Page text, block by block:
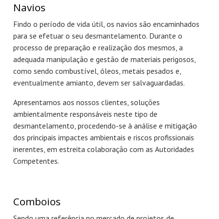
Navios
Findo o período de vida útil, os navios são encaminhados
para se efetuar o seu desmantelamento. Durante o
processo de preparação e realização dos mesmos, a
adequada manipulação e gestão de materiais perigosos,
como sendo combustível, óleos, metais pesados e,
eventualmente amianto, devem ser salvaguardadas.
Apresentamos aos nossos clientes, soluções
ambientalmente responsáveis neste tipo de
desmantelamento, procedendo-se à análise e mitigação
dos principais impactes ambientais e riscos profissionais
inerentes, em estreita colaboração com as Autoridades
Competentes.
Comboios